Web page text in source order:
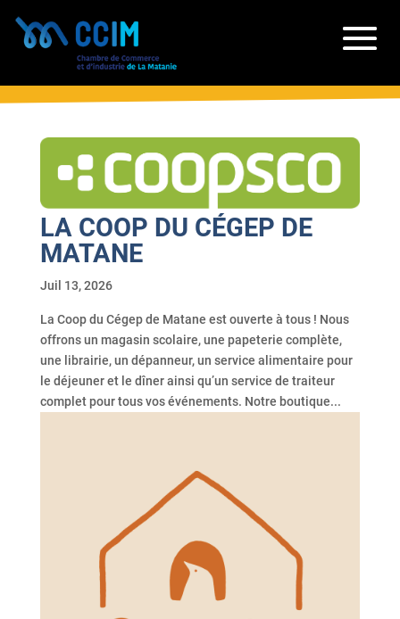
LA COOP DU CÉGEP DE
MATANE
Juil 13, 2026
La Coop du Cégep de Matane est ouverte à tous ! Nous
offrons un magasin scolaire, une papeterie complète,
une librairie, un dépanneur, un service alimentaire pour
le déjeuner et le dîner ainsi qu’un service de traiteur
complet pour tous vos événements. Notre boutique...